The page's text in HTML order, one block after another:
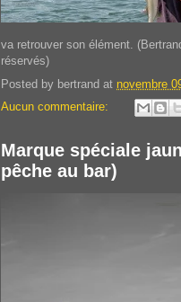
va retrouver son élément.
réservés)
Posted by bertrand at novembre
Aucun commentaire:
Marque spéciale
pêche au bar)